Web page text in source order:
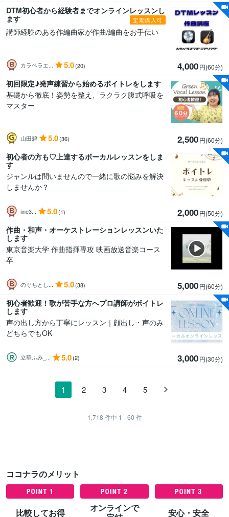
DTM初心者から経験者までオンラインレッスンし
ます
定期購入可
講師経験のある作編曲家が作曲/編曲をお手伝い
カラベラエ... 5.0(20) 4,000円(60分)
初回限定♪発声練習から始めるボイトレをします
基礎から徹底！姿勢を整え、ラクラク腹式呼吸を
マスター
山田碧 5.0(36) 2,500円(60分)
初心者の方も♡上達するボーカルレッスンをしま
す
ジャンルは問いませんので一緒に歌の悩みを解決
しませんか？
iine3... 5.0(1) 2,000円(50分)
作曲・和声・オーケストレーションレッスンいた
します
東京音楽大学 作曲指揮専攻 映画放送音楽コース
卒
のぐちとし... 5.0(38) 5,000円(60分)
初心者歓迎！歌が苦手な方へプロ講師がボイトレ
します
声の出し方から丁寧にレッスン｜顔出し・声のみ
どちらでもOK
立華ふみ_... 5.0(2) 3,000円(30分)
1 2 3 4 5
1,718 件中 1 - 60 件
ココナラのメリット
比較してお得
オンラインで
安心・安全